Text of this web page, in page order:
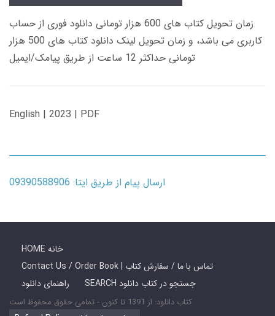
زمان تحویل کتاب های 600 هزار تومانی دانلود فوری از حساب
کاربری می باشد، و زمان تحویل لینک دانلود کتاب های 500 هزار
تومانی حداکثر 12 ساعت از طریق پیامک/ایمیل
English | 2023 | PDF
ارسال پیام از طریق ایتا: 09390588906
HOME خانه
Contact Us / Order Book | تماس با ما / سفارش کتاب
راهنمای دانلود
SEARCH جستجو در کتاب دانلود
کتاب دانلود: از 1391 تا کنون - تمامی حقوق محفوظ است